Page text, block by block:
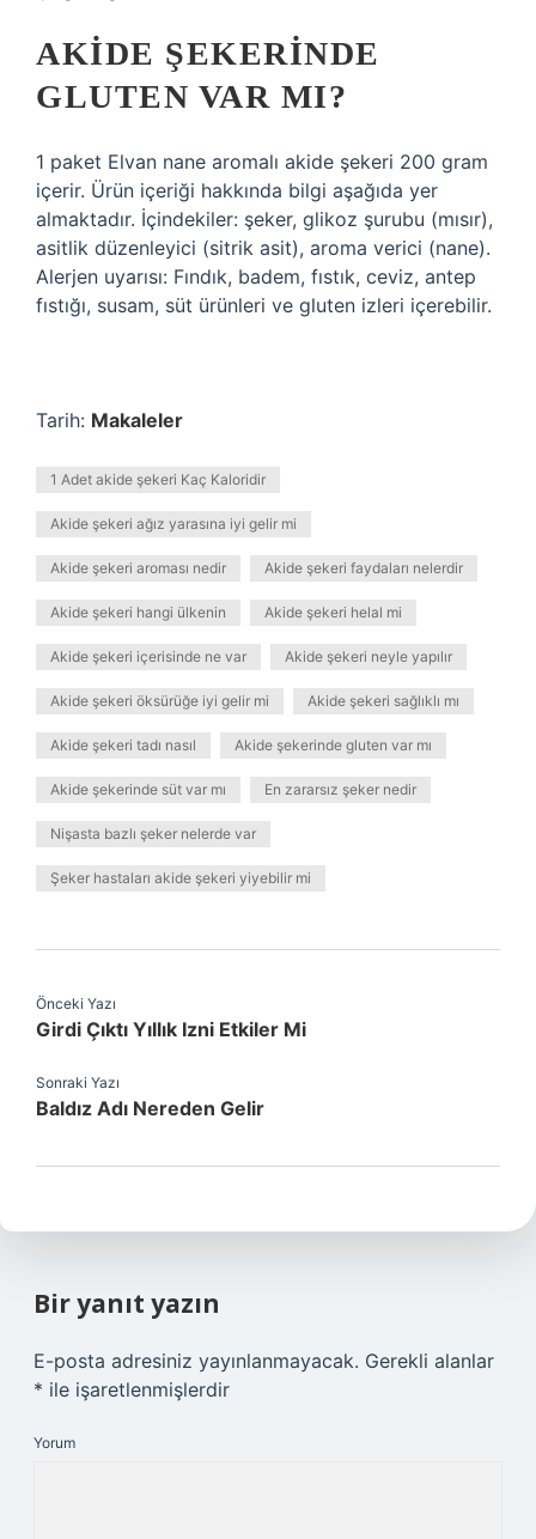
AKIDE ŞEKERINDE
GLUTEN VAR MI?
1 paket Elvan nane aromalı akide şekeri 200 gram
içerir. Ürün içeriği hakkında bilgi aşağıda yer
almaktadır. İçindekiler: şeker, glikoz şurubu (mısır),
asitlik düzenleyici (sitrik asit), aroma verici (nane).
Alerjen uyarısı: Fındık, badem, fıstık, ceviz, antep
fıstığı, susam, süt ürünleri ve gluten izleri içerebilir.
Tarih: Makaleler
1 Adet akide şekeri Kaç Kaloridir
Akide şekeri ağız yarasına iyi gelir mi
Akide şekeri aroması nedir Akide şekeri faydaları nelerdir
Akide şekeri hangi ülkenin Akide şekeri helal mi
Akide şekeri içerisinde ne var Akide şekeri neyle yapılır
Akide şekeri öksürüğe iyi gelir mi Akide şekeri sağlıklı mı
Akide şekeri tadı nasıl Akide şekerinde gluten var mı
Akide şekerinde süt var mı En zararsız şeker nedir
Nişasta bazlı şeker nelerde var
Şeker hastaları akide şekeri yiyebilir mi
Önceki Yazı
Girdi Çıktı Yıllık Izni Etkiler Mi
Sonraki Yazı
Baldız Adı Nereden Gelir
Bir yanıt yazın
E-posta adresiniz yayınlanmayacak. Gerekli alanlar
* ile işaretlenmişlerdir
Yorum